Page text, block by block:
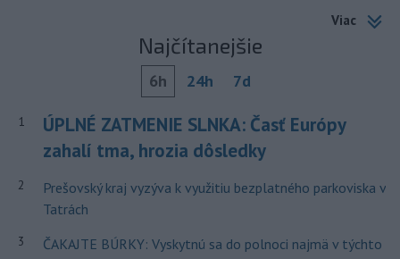
Viac
Najčítanejšie
6h 24h 7d
1
ÚPLNÉ ZATMENIE SLNKA: Časť Európy
zahalí tma, hrozia dôsledky
2
Prešovský kraj vyzýva k využitiu bezplatného parkoviska v
Tatrách
3
ČAKAJTE BÚRKY: Vyskytnú sa do polnoci najmä v týchto